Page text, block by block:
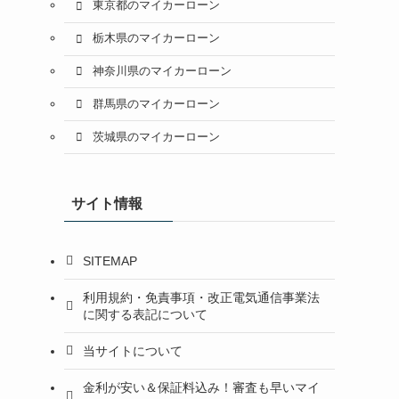
東京都のマイカーローン
栃木県のマイカーローン
神奈川県のマイカーローン
群馬県のマイカーローン
茨城県のマイカーローン
サイト情報
SITEMAP
利用規約・免責事項・改正電気通信事業法
に関する表記について
当サイトについて
金利が安い＆保証料込み！審査も早いマイ